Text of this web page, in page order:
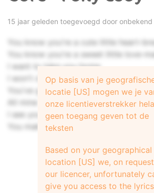
15 jaar geleden toegevoegd door onbekend
You know you're a cute little heart-
You know you're a sweet little love-
I want to take you home
I won't do you no harm
You've got to be all mine
All mine
I see you come down on the scene,
You make me want to get up and
Op basis van je
locatie [US] mogen we je
onze licentieverstrekker
geen toegang geven tot de
teksten
Based on your geographical
location [US] we, on
our licencer, unfortunately
give you access to the